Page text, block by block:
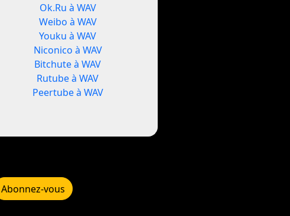
Ok.Ru à WAV
Weibo à WAV
Youku à WAV
Niconico à WAV
Bitchute à WAV
Rutube à WAV
Peertube à WAV
Abonnez-vous